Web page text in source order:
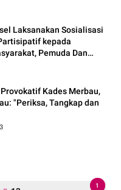
Laksanakan Sosialisasi
kepada
Pemuda Dan
Serentak 2024
Kades Merbau,
"Periksa, Tangkap dan
1